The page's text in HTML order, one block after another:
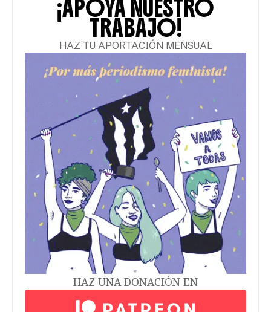
¡APOYA NUESTRO
TRABAJO!
HAZ TU APORTACIÓN MENSUAL
HAZ UNA DONACIÓN EN